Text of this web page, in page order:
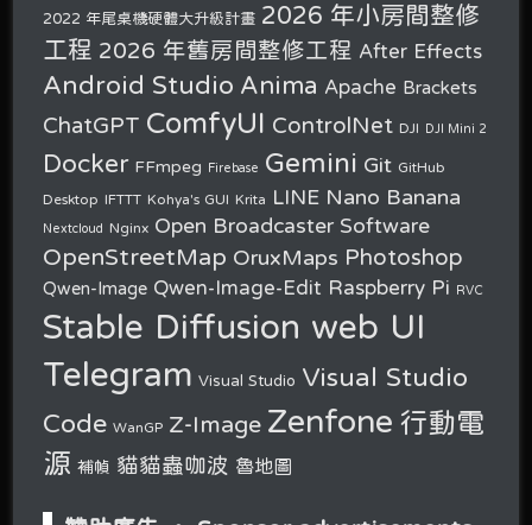
2022 年尾桌機硬體大升級計畫 2026 年小房間整修
工程 2026 年舊房間整修工程 After Effects
Android Studio Anima Apache Brackets
ChatGPT ComfyUI ControlNet DJI DJI Mini 2
Docker FFmpeg Firebase Gemini Git GitHub
Desktop IFTTT Kohya's GUI Krita LINE Nano Banana
Nextcloud Nginx Open Broadcaster Software
OpenStreetMap OruxMaps Photoshop
Qwen-Image Qwen-Image-Edit Raspberry Pi RVC
Stable Diffusion web UI
Telegram Visual Studio Visual Studio
Code WanGP Z-Image Zenfone 行動電
源 補幀 貓貓蟲咖波 魯地圖